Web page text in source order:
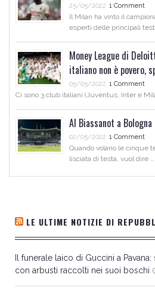
25/05/2022 1 Comment
Il Milan ha vinto il
esperti delle principali
Money League di
italiano non è povero,
05/05/2022 1 Comment
Ci sono 3 club italiani (Juventus, Inter e
Al Biassanot a
02/05/2022 1 Comment
Quando volano le cinque
lisciata di testa, vuol dire …
LE ULTIME NOTIZIE DI
Il funerale laico di Guccini a
con arbusti raccolti nei suoi boschi